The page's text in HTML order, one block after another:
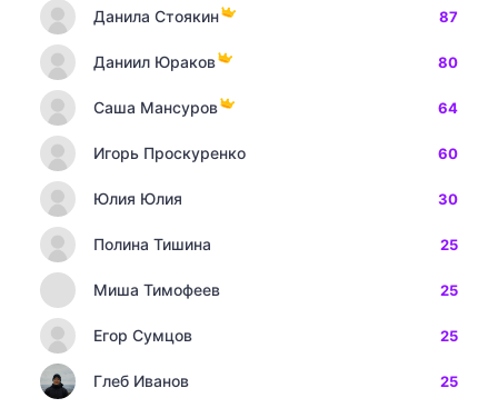
Данила Стоякин 87
Даниил Юраков 80
Саша Мансуров 64
Игорь Проскуренко 60
Юлия Юлия 30
Полина Тишина 25
Миша Тимофеев 25
Егор Сумцов 25
Глеб Иванов 25